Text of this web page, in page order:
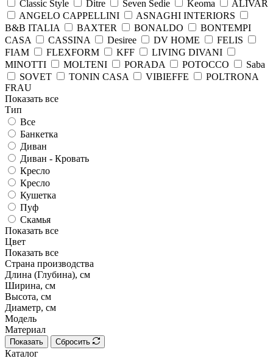
Classic Style
Ditre Seven Sedie Keoma
ALIVAR
ANGELO CAPPELLINI
ASNAGHI INTERIORS
B&B ITALIA
BAXTER BONALDO
BONTEMPI
CASA
CASSINA Desiree DV HOME
FELIS
FIAM
FLEXFORM KFF
LIVING DIVANI
MINOTTI
MOLTENI PORADA POTOCCO
Saba
SOVET
TONIN CASA VIBIEFFE
POLTRONA
FRAU
Показать все
Тип
Все
Банкетка
Диван
Диван - Кровать
Кресло
Кресло
Кушетка
Пуф
Скамья
Показать все
Цвет
Показать все
Страна производства
Длина (Глубина), см
Ширина, см
Высота, см
Диаметр, см
Модель
Материал
Показать Сбросить
Каталог